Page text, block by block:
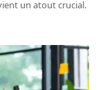
un atout crucial.